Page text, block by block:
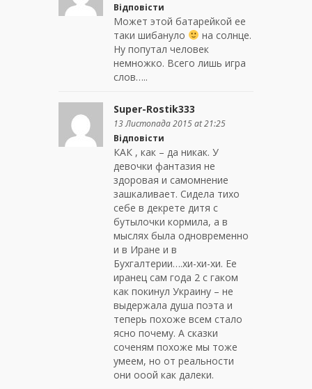
Відповісти
Может этой батарейкой ее
таки шибануло
на солнце.
Ну попутал человек
немножко. Всего лишь игра
слов…..
Super-Rostik333
13 Листопада 2015 at 21:25
Відповісти
КАК , как – да никак. У
девочки фантазия не
здоровая и самомнение
зашкаливает. Сидела тихо
себе в декрете дитя с
бутылочки кормила, а в
мыслях была одновременно
и в Иране и в
Бухгалтерии….хи-хи-хи. Ее
иранец сам года 2 с гаком
как покинул Украину – не
выдержала душа поэта и
теперь похоже всем стало
ясно почему. А сказки
соченям похоже мы тоже
умеем, но от реальности
они ооой как далеки.